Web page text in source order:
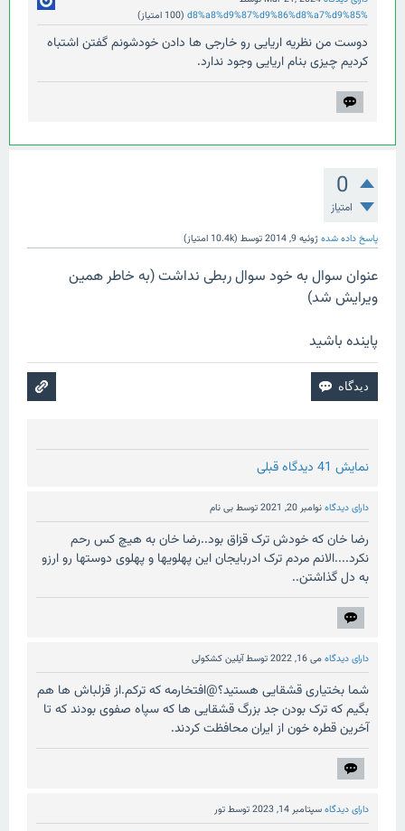
%d8%a8%d9%87%d9%86%d8%a7%d9%85
(
100 امتیاز)
دوست من نظریه اریایی رو خارجی ها دادن خودشونم گفتن اشتباه
کردیم چیزی بنام اریایی وجود ندارد.
0
امتیاز
پاسخ داده شدهژوئیه 9, 2014 توسط (
10.4k امتیاز)
عنوان سوال به خود سوال ربطی نداشت (به خاطر همین
ویرایش شد)
پاینده باشید
نمایش 41 دیدگاه قبلی
دارای دیدگاهنوامبر 20, 2021 توسطبی نام
رضا خان که خودش ترک قزاق بود..رضا خان به هیچ کس رحم
نکرد....الانم مردم ترک ادربایجان این پهلویها و پهلوی دوستها رو ارزو
به دل گذاشتن..
دارای دیدگاهمی 16, 2022 توسطآیلین کشکولی
شما بختیاری قشقایی هستید؟@افتخارمه که ترکم.از قزلباش ها هم
بگیم که ترک بودن جد بزرگ قشقایی ها که سپاه صفوی بودند که تا
آخرین قطره خون از ایران محافظت کردند.
دارای دیدگاهسپتامبر 14, 2023 توسطتور